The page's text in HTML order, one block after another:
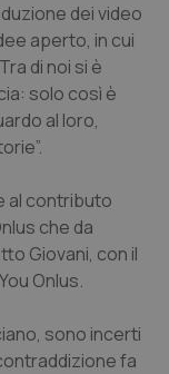
dei video
aperto, in cui
di noi si è
solo così è
al loro,
al contributo
che da
Giovani, con il
Onlus.
sono incerti
fa